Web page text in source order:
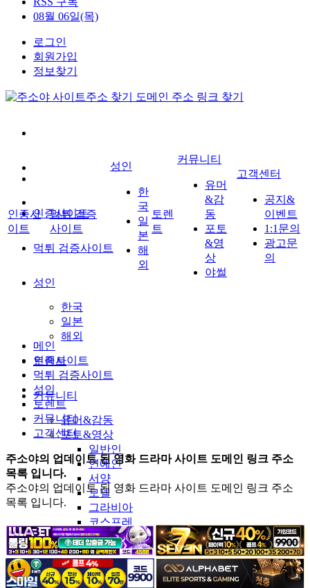
08월 06일(목)
로그인
회원가입
정보찾기
인증사이트
먹튀 검증사이트
성인
한국
일본
해외
토렌트
커뮤니티
유머&감동
포토&영상
일반인
연예인
서양
모델
그라비아
코스프레
BJ
품번
후방주의
움짤
인증사
이트
먹튀 검증
사이트
성인
한
국
일
본
해
외
토렌
트
커뮤니티
유머
&감
동
포토
&영
상
야썰
고객센터
공지&
이벤트
1:1문의
광고문
의
메인
인증사이트
먹튀 검증사이트
성인
토렌트
커뮤니티
고객센터
주소야의 업데이트 된 영화 드라마 사이트 도메인 링크 주소
목록 입니다.
주소야의 업데이트 된 영화 드라마 사이트 도메인 링크 주소
목록 입니다.